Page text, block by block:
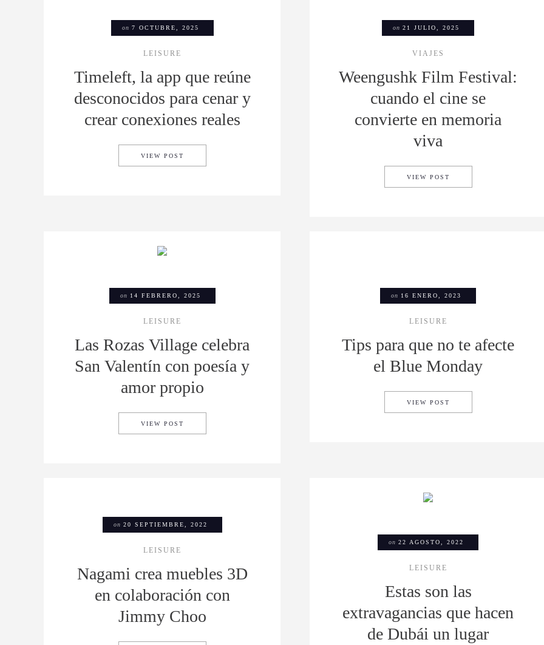
on 7 OCTUBRE, 2025
LEISURE
Timeleft, la app que reúne
desconocidos para cenar y
crear conexiones reales
VIEW POST
on 21 JULIO, 2025
VIAJES
Weengushk Film Festival:
cuando el cine se
convierte en memoria
viva
VIEW POST
on 14 FEBRERO, 2025
LEISURE
Las Rozas Village celebra
San Valentín con poesía y
amor propio
VIEW POST
on 16 ENERO, 2023
LEISURE
Tips para que no te afecte
el Blue Monday
VIEW POST
on 20 SEPTIEMBRE, 2022
LEISURE
Nagami crea muebles 3D
en colaboración con
Jimmy Choo
on 22 AGOSTO, 2022
LEISURE
Estas son las
extravagancias que hacen
de Dubái un lugar